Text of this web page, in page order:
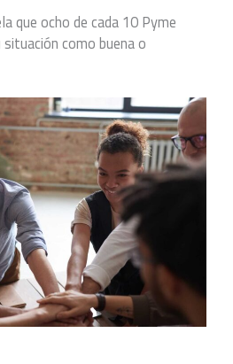
que ocho de cada 10 Pyme
como buena o